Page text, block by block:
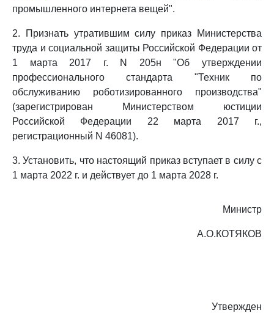
промышленного интернета вещей".
2. Признать утратившим силу приказ Министерства
труда и социальной защиты Российской Федерации от
1 марта 2017 г. N 205н "Об утверждении
профессионального стандарта "Техник по
обслуживанию роботизированного производства"
(зарегистрирован Министерством юстиции
Российской Федерации 22 марта 2017 г.,
регистрационный N 46081).
3. Установить, что настоящий приказ вступает в силу с
1 марта 2022 г. и действует до 1 марта 2028 г.
Министр
А.О.КОТЯКОВ
Утвержден